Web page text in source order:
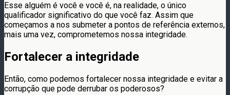
Esse alguém é você e você é, na realidade, o único
qualificador significativo do que você faz. Assim que
começamos a nos submeter a pontos de referência externos,
mais uma vez, comprometemos nossa integridade.
Fortalecer a integridade
Então, como podemos fortalecer nossa integridade e evitar a
corrupção que pode derrubar os poderosos?